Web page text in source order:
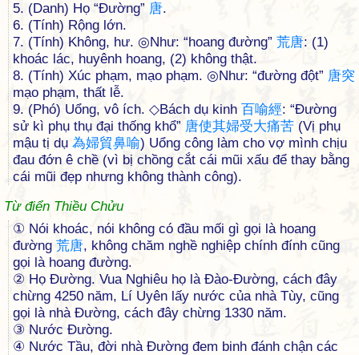
5. (Danh) Họ “Đường” 唐.
6. (Tính) Rộng lớn.
7. (Tính) Không, hư. ◎Như: “hoang đường” 荒唐: (1)
khoác lác, huyênh hoang, (2) không thật.
8. (Tính) Xúc phạm, mạo phạm. ◎Như: “đường đột” 唐突
mạo phạm, thất lễ.
9. (Phó) Uổng, vô ích. ◇Bách dụ kinh 百喻經: “Đường
sử kì phụ thụ đại thống khổ” 唐使其婦受大痛苦 (Vị phụ
mậu tị dụ 為婦貿鼻喻) Uổng công làm cho vợ mình chịu
đau đớn ê chề (vì bị chồng cắt cái mũi xấu để thay bằng
cái mũi đẹp nhưng không thành công).
Từ điển Thiều Chửu
① Nói khoác, nói không có đầu mối gì gọi là hoang
đường 荒唐, không chăm nghề nghiệp chính đính cũng
gọi là hoang đường.
② Họ Ðường. Vua Nghiêu họ là Ðào-Ðường, cách đây
chừng 4250 năm, Lí Uyên lấy nước của nhà Tùy, cũng
gọi là nhà Ðường, cách đây chừng 1330 năm.
③ Nước Ðường.
④ Nước Tầu, đời nhà Ðường đem binh đánh chận các